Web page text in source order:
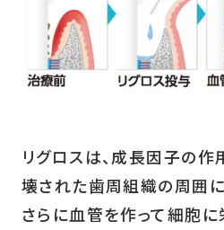
リグロスは、成長因子の
壊された歯周組織の周囲に
さらに血管を作って細胞に